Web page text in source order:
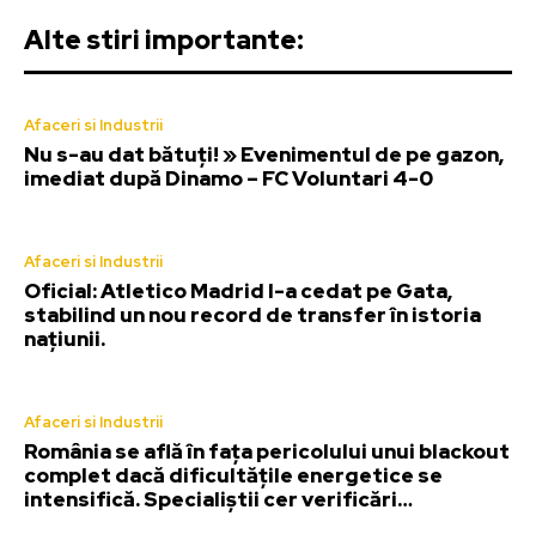
Alte stiri importante:
Afaceri si Industrii
Nu s-au dat bătuți! » Evenimentul de pe gazon,
imediat după Dinamo – FC Voluntari 4-0
Afaceri si Industrii
Oficial: Atletico Madrid l-a cedat pe Gata,
stabilind un nou record de transfer în istoria
națiunii.
Afaceri si Industrii
România se află în fața pericolului unui blackout
complet dacă dificultățile energetice se
intensifică. Specialiștii cer verificări…